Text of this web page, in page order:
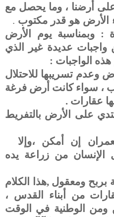
أرضنا ، وما يحصل مع
الأرض هو قدر مكتوب .
: وبمناسبة يوم الأرض
عديدة غير الذي
هذه الواجبات :
وعدم تسريبها للاحتلال
، سواء كانت أرض فرغة
عقارات .
على الأرض بالتفريط
إن أمكن ،وإلا
الإنسان من زراعة يده
بربح ومعقول ,هذا الكلام
من أبناء القدس ،
ومن الوطنية في الوقت